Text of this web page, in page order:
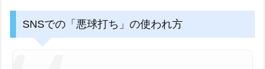
SNSでの「悪球打ち」の使われ方